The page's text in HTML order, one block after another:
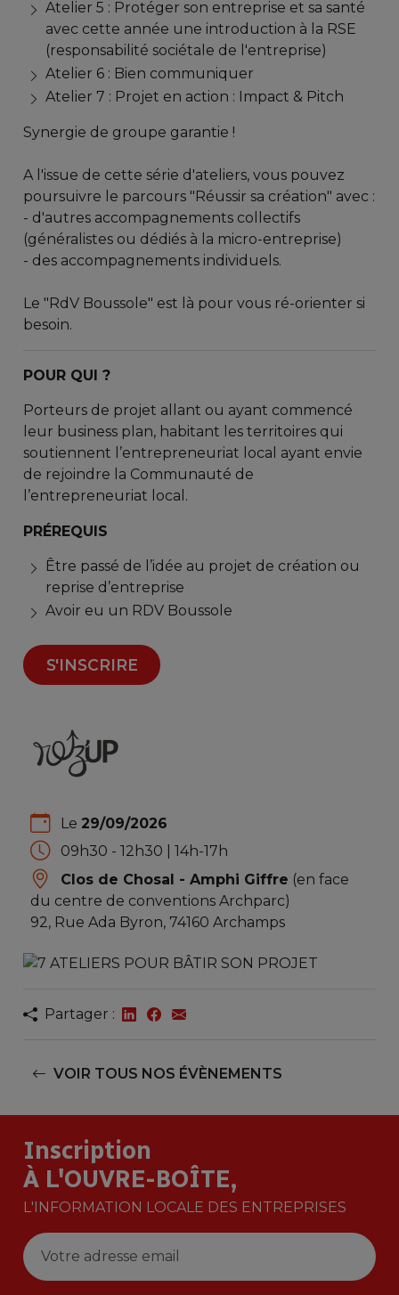
Le 29/09/2026
09h30 - 12h30 | 14h-17h
Clos de Chosal - Amphi Giffre (en face
du centre de conventions Archparc)
92, Rue Ada Byron, 74160 Archamps
Atelier 5 : Protéger son entreprise et sa santé
avec cette année une introduction à la RSE
(responsabilité sociétale de l'entreprise)
Atelier 6 : Bien communiquer
Atelier 7 : Projet en action : Impact & Pitch
Synergie de groupe garantie !
A l'issue de cette série d'ateliers, vous pouvez
poursuivre le parcours "Réussir sa création" avec :
- d'autres accompagnements collectifs
(généralistes ou dédiés à la micro-entreprise)
- des accompagnements individuels.
Le "RdV Boussole" est là pour vous ré-orienter si
besoin.
POUR QUI ?
Porteurs de projet allant ou ayant commencé
leur business plan, habitant les territoires qui
soutiennent l’entrepreneuriat local ayant envie
de rejoindre la Communauté de
l’entrepreneuriat local.
PRÉREQUIS
Être passé de l’idée au projet de création ou
reprise d’entreprise
Avoir eu un RDV Boussole
S'INSCRIRE
Partager :
VOIR TOUS NOS ÉVÈNEMENTS
Inscription
À L'OUVRE-BOÎTE,
L'INFORMATION LOCALE DES ENTREPRISES